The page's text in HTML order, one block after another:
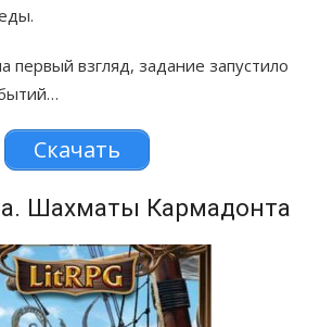
первый взгляд, задание запустило
Скачать
Шахматы Кармадонта